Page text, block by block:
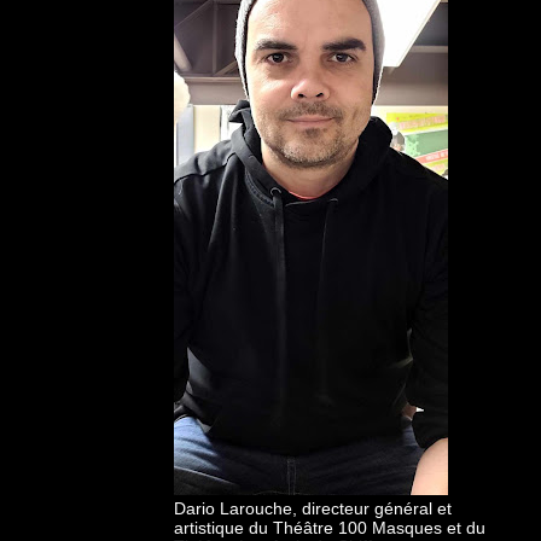
Dario Larouche, directeur général et
artistique du Théâtre 100 Masques et du